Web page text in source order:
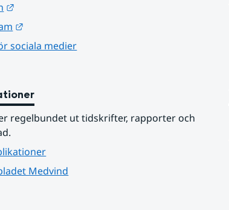
sociala medier
regelbundet ut tidskrifter, rapporter och
Medvind